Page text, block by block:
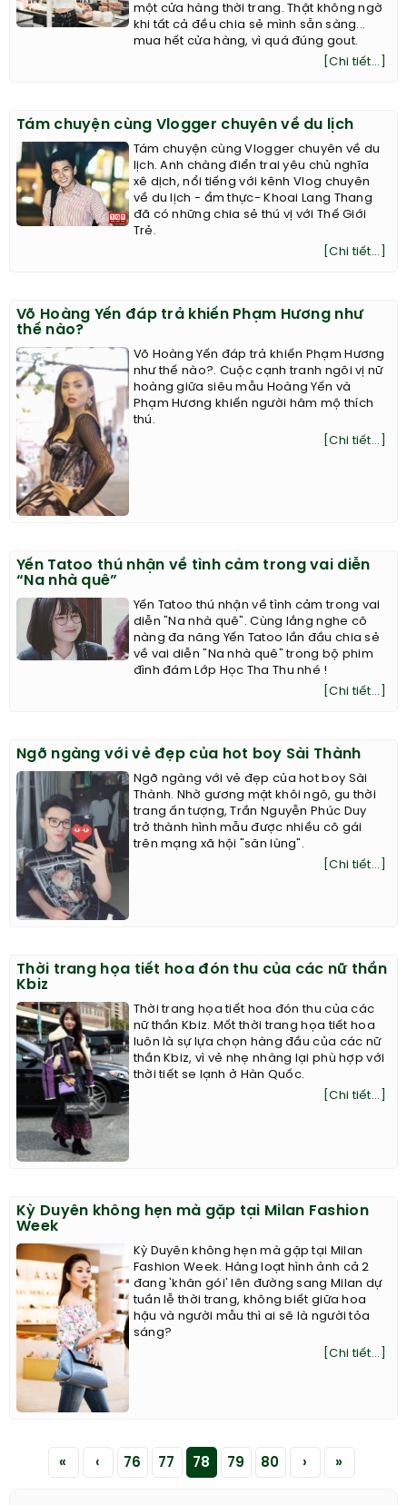
một cửa hàng thời trang. Thật không ngờ
khi tất cả đều chia sẻ mình sẵn sàng...
mua hết cửa hàng, vì quá đúng gout.
[Chi tiết...]
Tám chuyện cùng Vlogger chuyên về du lịch
Tám chuyện cùng Vlogger chuyên về du
lịch. Anh chàng điển trai yêu chủ nghĩa
xê dịch, nổi tiếng với kênh Vlog chuyên
về du lịch - ẩm thực- Khoai Lang Thang
đã có những chia sẻ thú vị với Thế Giới
Trẻ.
[Chi tiết...]
Võ Hoàng Yến đáp trả khiến Phạm Hương như
thế nào?
Võ Hoàng Yến đáp trả khiến Phạm Hương
như thế nào?. Cuộc cạnh tranh ngôi vị nữ
hoàng giữa siêu mẫu Hoàng Yến và
Phạm Hương khiến người hâm mộ thích
thú.
[Chi tiết...]
Yến Tatoo thú nhận về tình cảm trong vai diễn
“Na nhà quê”
Yến Tatoo thú nhận về tình cảm trong vai
diễn "Na nhà quê". Cùng lắng nghe cô
nàng đa năng Yến Tatoo lần đầu chia sẻ
về vai diễn "Na nhà quê" trong bộ phim
đình đám Lớp Học Tha Thu nhé !
[Chi tiết...]
Ngỡ ngàng với vẻ đẹp của hot boy Sài Thành
Ngỡ ngàng với vẻ đẹp của hot boy Sài
Thành. Nhờ gương mặt khôi ngô, gu thời
trang ấn tượng, Trần Nguyễn Phúc Duy
trở thành hình mẫu được nhiều cô gái
trên mạng xã hội "săn lùng".
[Chi tiết...]
Thời trang họa tiết hoa đón thu của các nữ thần
Kbiz
Thời trang họa tiết hoa đón thu của các
nữ thần Kbiz. Mốt thời trang họa tiết hoa
luôn là sự lựa chọn hàng đầu của các nữ
thần Kbiz, vì vẻ nhẹ nhàng lại phù hợp với
thời tiết se lạnh ở Hàn Quốc.
[Chi tiết...]
Kỳ Duyên không hẹn mà gặp tại Milan Fashion
Week
Kỳ Duyên không hẹn mà gặp tại Milan
Fashion Week. Hàng loạt hình ảnh cả 2
đang 'khăn gói' lên đường sang Milan dự
tuần lễ thời trang, không biết giữa hoa
hậu và người mẫu thì ai sẽ là người tỏa
sáng?
[Chi tiết...]
« ‹ 76 77 78 79 80 › »